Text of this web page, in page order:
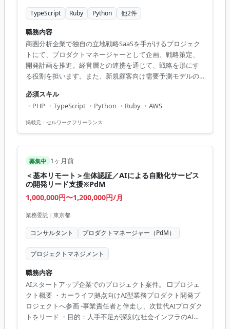
TypeScript Ruby Python 他2件
職務内容
商圏分析企業で独自の立地戦略SaaSを手がけるプロジェク
トにて、プロダクトマネージャーとして企画、戦略策定、
開発計画を推進。経営層との連携を通じて、戦略を形にす
る役割を担います。また、新規顧客向け需要予測モデルの
ます。 【アピールポイント】 - モダンな技術環境でのプロ
ジェクト推進に関与 - 戦略策定から実行まで一貫して携わる
チャンス - チームマネジメント経験を活かしてプロジェクト
必須スキル
・PHP ・TypeScript ・Python ・Ruby ・AWS
掲載元： セルワークフリーランス
募集中 1ヶ月前
＜基本リモート＞生体認証／AIによる自動化サービス
の開発リード支援※PdM
1,000,000円〜1,200,000円/月
業務委託 | 東京都
コンサルタント プロダクトマネージャー（PdM）
プロジェクトマネジメント
職務内容
AIスタートアップ企業でのプロジェクト案件。 □プロジェ
クト概要 ・カーライフ拠点向けAI型業務プロダクト開発プ
ロジェクトへ参画 -事業責任者と伴走し、次世代AIプロダク
トをリード ・目的：人手不足が深刻な社会インフラのAI省